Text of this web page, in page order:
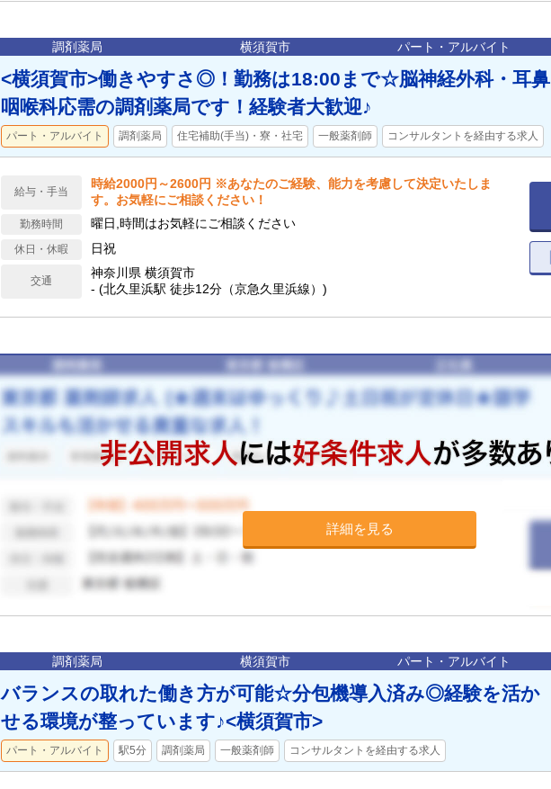
調剤薬局 横須賀市 パート・アルバイト
<横須賀市>働きやすさ◎！勤務は18:00まで☆脳神経外科・耳鼻
咽喉科応需の調剤薬局です！経験者大歓迎♪
パート・アルバイト 調剤薬局 住宅補助(手当)・寮・社宅 一般薬剤師 コンサルタントを経由する求人
給与・手当
時給2000円～2600円 ※あなたのご経験、能力を考慮して決定いたしま
す。お気軽にご相談ください！
勤務時間 曜日,時間はお気軽にご相談ください
休日・休暇 日祝
交通
神奈川県 横須賀市
- (北久里浜駅 徒歩12分（京急久里浜線）)
詳細を見る
調剤薬局 横須賀市 パート・アルバイト
バランスの取れた働き方が可能☆分包機導入済み◎経験を活か
せる環境が整っています♪<横須賀市>
パート・アルバイト 駅5分 調剤薬局 一般薬剤師 コンサルタントを経由する求人